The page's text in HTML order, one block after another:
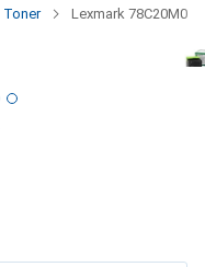
Toner Lexmark 78C20M0